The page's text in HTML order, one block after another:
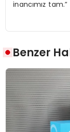
inancımız tam.”
Benzer